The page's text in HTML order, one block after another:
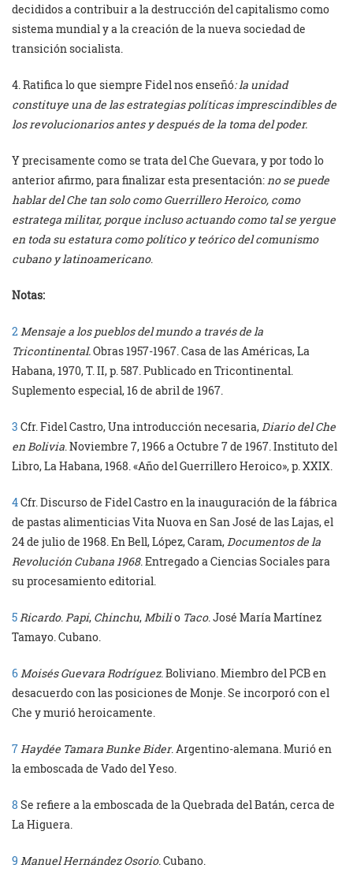
decididos a contribuir a la destrucción del capitalismo como
sistema mundial y a la creación de la nueva sociedad de
transición socialista.
4. Ratifica lo que siempre Fidel nos enseñó: la unidad
constituye una de las estrategias políticas imprescindibles de
los revolucionarios antes y después de la toma del poder.
Y precisamente como se trata del Che Guevara, y por todo lo
anterior afirmo, para finalizar esta presentación:no se puede
hablar del Che tan solo como Guerrillero Heroico, como
estratega militar, porque incluso actuando como tal se yergue
en toda su estatura como político y teórico del comunismo
cubano y latinoamericano.
Notas:
2 Mensaje a los pueblos del mundo a través de la
Tricontinental.Obras 1957-1967. Casa de las Américas, La
Habana, 1970, T. II, p. 587. Publicado en Tricontinental.
Suplemento especial, 16 de abril de 1967.
3 Cfr. Fidel Castro, Una introducción necesaria,Diario del Che
en Bolivia. Noviembre 7, 1966 a Octubre 7 de 1967. Instituto del
Libro, La Habana, 1968. «Año del Guerrillero Heroico», p. XXIX.
4Cfr. Discurso de Fidel Castro en la inauguración de la fábrica
de pastas alimenticias Vita Nuova en San José de las Lajas, el
24 de julio de 1968. En Bell, López, Caram,Documentos de la
Revolución Cubana 1968. Entregado a Ciencias Sociales para
su procesamiento editorial.
5Ricardo.Papi, Chinchu,Mbilio Taco. José María Martínez
Tamayo. Cubano.
6Moisés Guevara Rodríguez. Boliviano. Miembro del PCB en
desacuerdo con las posiciones de Monje. Se incorporó con el
Che y murió heroicamente.
7Haydée Tamara Bunke Bider. Argentino-alemana. Murió en
la emboscada de Vado del Yeso.
8 Se refiere a la emboscada de la Quebrada del Batán, cerca de
La Higuera.
9 Manuel Hernández Osorio. Cubano.